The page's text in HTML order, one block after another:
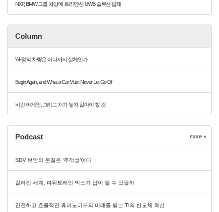
NXP, BMW 그룹 차량에 트리멘션 UWB 솔루션 탑재
Column
'AI-정의 차량'은 어디까지 실체인가
Begin Again, and What a Car Must Never Let Go Of
비긴 어게인, 그리고 차가 놓지 말아야 할 것
Podcast more »
SDV 보안의 본질은 ‘추적성’이다
갈라진 세계, 파워트레인 믹스가 답이 될 수 있을까
안전하고 효율적인 휴머노이드의 미래를 빚는 TI의 반도체 혁신